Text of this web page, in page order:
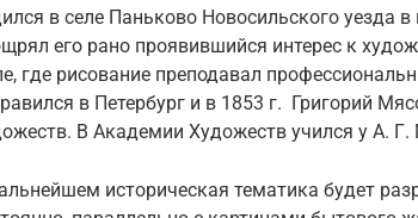
в селе Паньково Новосильского уезда
его рано проявившийся интерес к
где рисование преподавал
в Петербург и в 1853 г. Григорий
В Академии Художеств учился у А.
историческая тематика будет